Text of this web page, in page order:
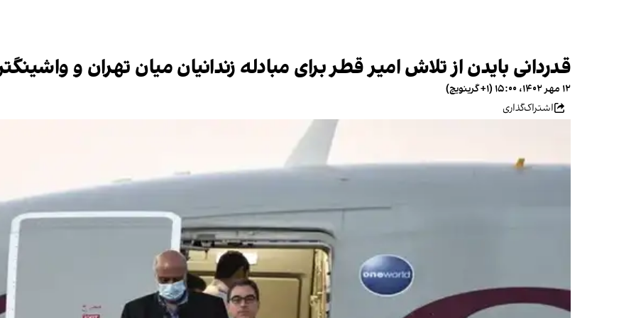
قدردانی بایدن از تلاش امیر قطر برای مبادله زندانیان میان تهران و
۱۲ مهر ۱۴۰۲، ۱۵:۰۰ (‎+۱ گرینویچ)
اشتراک‌گذاری